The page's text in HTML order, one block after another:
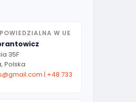
W UE
35F
Polska
| +48 733